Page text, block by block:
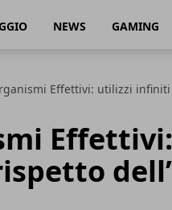
NEWS GAMING
Effettivi: utilizzi infiniti